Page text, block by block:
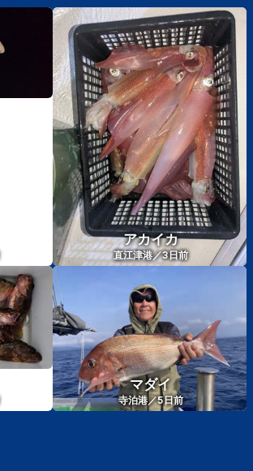
アカイカ
直江津港／3日前
マダイ
寺泊港／5日前